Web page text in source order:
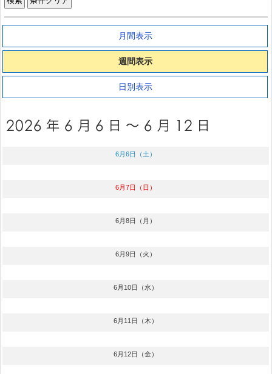
月間表示
週間表示
日別表示
6月6日（土）
6月7日（日）
6月8日（月）
6月9日（火）
6月10日（水）
6月11日（木）
6月12日（金）